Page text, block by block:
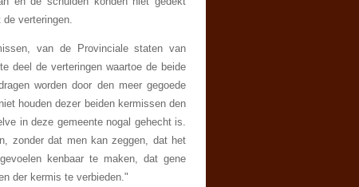
verteringen.
van de Provinciale staten van
deel de verteringen waartoe de beide
worden door den meer gegoede
houden dezer beiden kermissen den
in deze gemeente nogal gehecht is.
zonder dat men kan zeggen, dat het
kenbaar te maken, dat gene
der kermis te verbieden."